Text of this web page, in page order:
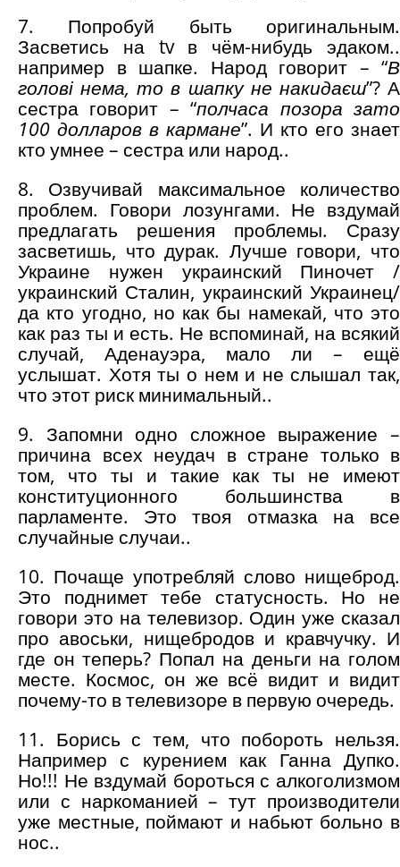
7. Попробуй быть оригинальным.
Засветись на tv в чём-нибудь эдаком..
например в шапке. Народ говорит – “В
голові нема, то в шапку не накидаєш”? А
сестра говорит – “полчаса позора зато
100 долларов в кармане”. И кто его знает
кто умнее – сестра или народ..
8. Озвучивай максимальное количество
проблем. Говори лозунгами. Не вздумай
предлагать решения проблемы. Сразу
засветишь, что дурак. Лучше говори, что
Украине нужен украинский Пиночет /
украинский Сталин, украинский Украинец/
да кто угодно, но как бы намекай, что это
как раз ты и есть. Не вспоминай, на всякий
случай, Аденауэра, мало ли – ещё
услышат. Хотя ты о нем и не слышал так,
что этот риск минимальный..
9. Запомни одно сложное выражение –
причина всех неудач в стране только в
том, что ты и такие как ты не имеют
конституционного большинства в
парламенте. Это твоя отмазка на все
случайные случаи..
10. Почаще употребляй слово нищеброд.
Это поднимет тебе статусность. Но не
говори это на телевизор. Один уже сказал
про авоськи, нищебродов и кравчучку. И
где он теперь? Попал на деньги на голом
месте. Космос, он же всё видит и видит
почему-то в телевизоре в первую очередь.
11. Борись с тем, что побороть нельзя.
Например с курением как Ганна Дупко.
Но!!! Не вздумай бороться с алкоголизмом
или с наркоманией – тут производители
уже местные, поймают и набьют больно в
нос..